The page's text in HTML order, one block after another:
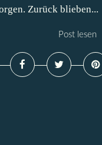
Zurück blieben...
Post lesen